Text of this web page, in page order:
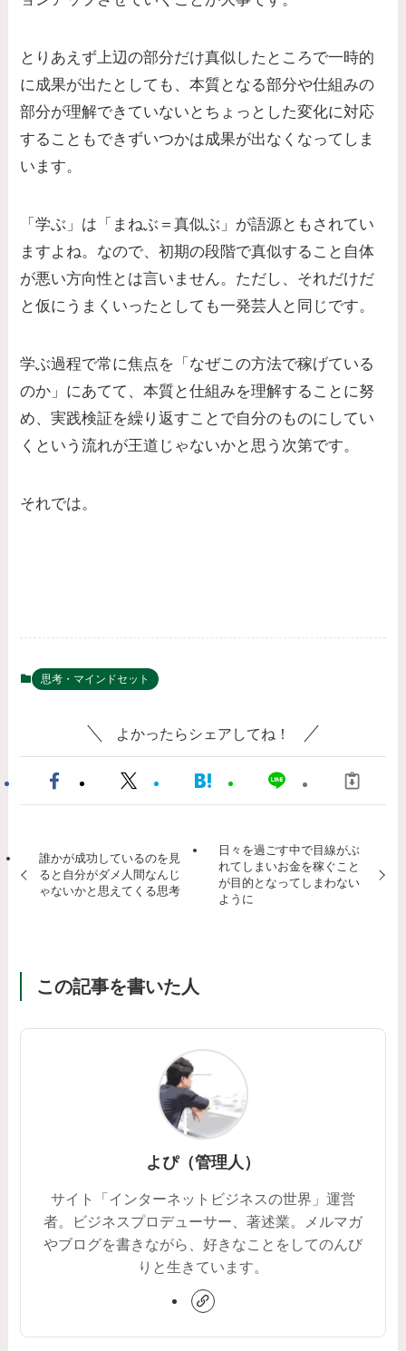
とりあえず上辺の部分だけ真似したところで一時的
に成果が出たとしても、本質となる部分や仕組みの
部分が理解できていないとちょっとした変化に対応
することもできずいつかは成果が出なくなってしま
います。
「学ぶ」は「まねぶ＝真似ぶ」が語源ともされてい
ますよね。なので、初期の段階で真似すること自体
が悪い方向性とは言いません。ただし、それだけだ
と仮にうまくいったとしても一発芸人と同じです。
学ぶ過程で常に焦点を「なぜこの方法で稼げている
のか」にあてて、本質と仕組みを理解することに努
め、実践検証を繰り返すことで自分のものにしてい
くという流れが王道じゃないかと思う次第です。
それでは。
思考・マインドセット
よかったらシェアしてね！
誰かが成功しているのを見
ると自分がダメ人間なんじ
ゃないかと思えてくる思考
日々を過ごす中で目線がぶ
れてしまいお金を稼ぐこと
が目的となってしまわない
ように
この記事を書いた人
よぴ（管理人）
サイト「インターネットビジネスの世界」運営
者。ビジネスプロデューサー、著述業。メルマガ
やブログを書きながら、好きなことをしてのんび
りと生きています。